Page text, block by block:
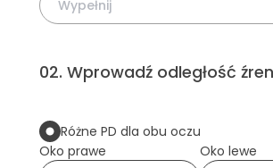
02. Wprowadź odległość
Różne PD dla obu oczu
Oko prawe
Oko lewe